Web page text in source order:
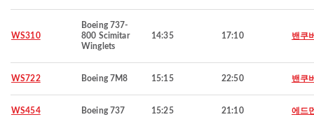
WS310
Boeing 737-
800 Scimitar
Winglets
14:35 17:10 밴쿠
WS722 Boeing 7M8 15:15 22:50 밴쿠
WS454 Boeing 737 15:25 21:10 에드